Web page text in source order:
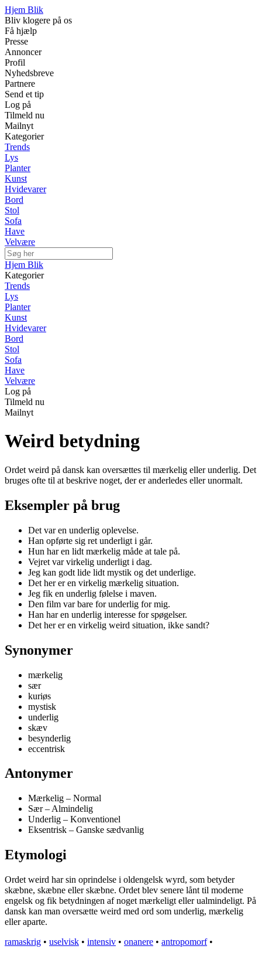
Hjem Blik
Bliv klogere på os
Få hjælp
Presse
Annoncer
Profil
Nyhedsbreve
Partnere
Send et tip
Log på
Tilmeld nu
Mailnyt
Kategorier
Trends
Lys
Planter
Kunst
Hvidevarer
Bord
Stol
Sofa
Have
Velvære
Hjem Blik
Kategorier
Trends
Lys
Planter
Kunst
Hvidevarer
Bord
Stol
Sofa
Have
Velvære
Log på
Tilmeld nu
Mailnyt
Weird betydning
Ordet weird på dansk kan oversættes til mærkelig eller underlig. Det
bruges ofte til at beskrive noget, der er anderledes eller unormalt.
Eksempler på brug
Det var en underlig oplevelse.
Han opførte sig ret underligt i går.
Hun har en lidt mærkelig måde at tale på.
Vejret var virkelig underligt i dag.
Jeg kan godt lide lidt mystik og det underlige.
Det her er en virkelig mærkelig situation.
Jeg fik en underlig følelse i maven.
Den film var bare for underlig for mig.
Han har en underlig interesse for spøgelser.
Det her er en virkelig weird situation, ikke sandt?
Synonymer
mærkelig
sær
kuriøs
mystisk
underlig
skæv
besynderlig
eccentrisk
Antonymer
Mærkelig – Normal
Sær – Almindelig
Underlig – Konventionel
Eksentrisk – Ganske sædvanlig
Etymologi
Ordet weird har sin oprindelse i oldengelsk wyrd, som betyder
skæbne, skæbne eller skæbne. Ordet blev senere lånt til moderne
engelsk og fik betydningen af noget mærkeligt eller ualmindeligt. På
dansk kan man oversætte weird med ord som underlig, mærkelig
eller aparte.
ramaskrig • uselvisk • intensiv • onanere • antropomorf•